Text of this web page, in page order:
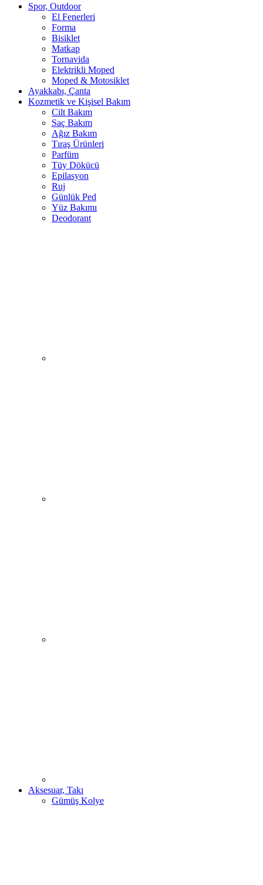
Spor, Outdoor
El Fenerleri
Forma
Bisiklet
Matkap
Tornavida
Elektrikli Moped
Moped & Motosiklet
Ayakkabı, Çanta
Kozmetik ve Kişisel Bakım
Cilt Bakım
Saç Bakım
Ağız Bakım
Tıraş Ürünleri
Parfüm
Tüy Dökücü
Epilasyon
Ruj
Günlük Ped
Yüz Bakımı
Deodorant
Aksesuar, Takı
Gümüş Kolye